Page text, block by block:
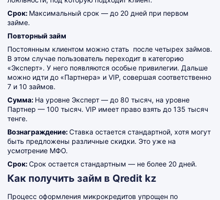
Срок: Максимальный срок — до 20 дней при первом
займе.
Повторный займ
Постоянным клиентом можно стать после четырех займов.
В этом случае пользователь переходит в категорию
«Эксперт». У него появляются особые привилегии. Дальше
можно идти до «Партнера» и VIP, совершая соответственно
7 и 10 займов.
Сумма: На уровне Эксперт — до 80 тысяч, на уровне
Партнер — 100 тысяч. VIP имеет право взять до 135 тысяч
тенге.
Вознаграждение:Ставка остается стандартной, хотя могут
быть предложены различные скидки. Это уже на
усмотрение МФО.
Срок:Срок остается стандартным — не более 20 дней.
Как получить займ в Qredit kz
Процесс оформления микрокредитов упрощен по